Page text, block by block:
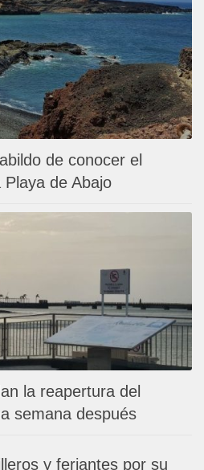
de conocer el
de Abajo
la reapertura del
semana después
y feriantes por su